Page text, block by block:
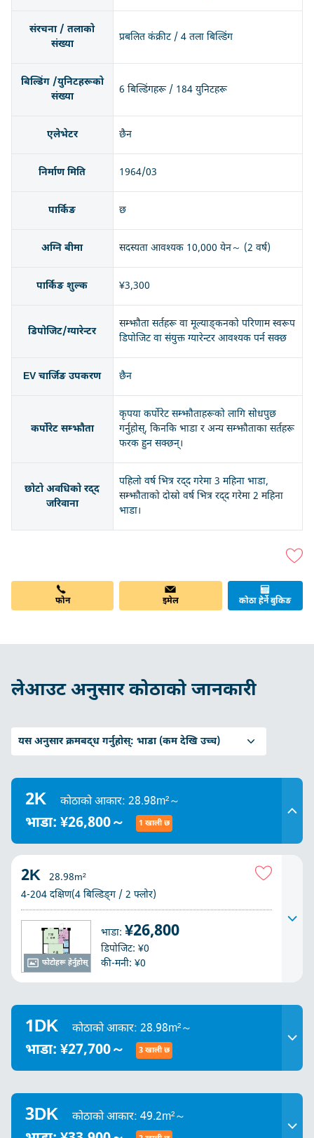
संरचना / तलाको
संख्या
प्रबलित कंक्रीट / 4 तला बिल्डिंग
बिल्डिंग /युनिटहरूको
संख्या
6 बिल्डिंगहरू / 184 युनिटहरू
एलेभेटर छैन
निर्माण मिति 1964/03
पार्किङ छ
अग्नि बीमा सदस्यता आवश्यक 10,000 येन～ (2 वर्ष)
पार्किङ शुल्क ¥3,300
डिपोजिट/ग्यारेन्टर
सम्झौता सर्तहरू वा मूल्याङ्कनको परिणाम स्वरूप
डिपोजिट वा संयुक्त ग्यारेन्टर आवश्यक पर्न सक्छ
EV चार्जिङ उपकरण छैन
कर्पोरेट सम्झौता
कृपया कर्पोरेट सम्झौताहरूको लागि सोधपुछ
गर्नुहोस्, किनकि भाडा र अन्य सम्झौताका सर्तहरू
फरक हुन सक्छन्।
छोटो अवधिको रद्द
जरिवाना
पहिलो वर्ष भित्र रद्द गरेमा 3 महिना भाडा,
सम्झौताको दोस्रो वर्ष भित्र रद्द गरेमा 2 महिना
भाडा।
फोन इमेल कोठा हेर्ने बुकिङ
लेआउट अनुसार कोठाको जानकारी
यस अनुसार क्रमबद्ध गर्नुहोस्: भाडा (कम देखि उच्च)
2K कोठाको आकार: 28.98m²～
भाडा: ¥26,800～ 1 खाली छ
फोटोहरू हेर्नुहोस्
2K
28.98m²
4-204 दक्षिण(4 बिल्डिङ्ग / 2 फ्लोर)
भाडा: ¥26,800
डिपोजिट: ¥0
की-मनी: ¥0
1DK कोठाको आकार: 28.98m²～
भाडा: ¥27,700～ 3 खाली छ
3DK कोठाको आकार: 49.2m²～